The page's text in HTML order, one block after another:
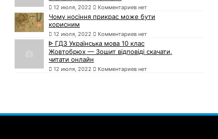
12 июля, 2022 Комментариев нет
Чому носіння прикрас може бути
корисним
12 июля, 2022 Комментариев нет
ᐈ ГДЗ Українська мова 10 клас
Жовтобрюх — Зошит відповіді скачати,
читати онлайн
12 июля, 2022 Комментариев нет